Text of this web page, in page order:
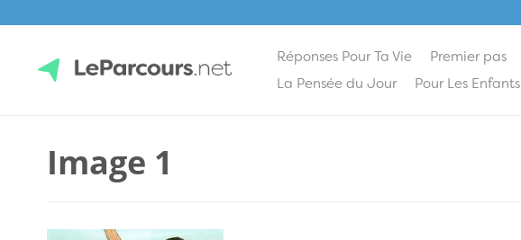
Réponses Pour Ta Vie Premier pas
La Pensée du Jour
Pour Les Enfants
Image 1